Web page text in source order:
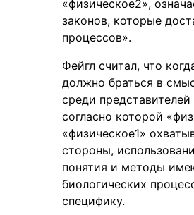
«физическое2»,
законов, которые
процессов».
Фейгл считал, что
должно браться в
среди
согласно которой
«физическое1»
стороны,
понятия и методы
биологических
специфику.